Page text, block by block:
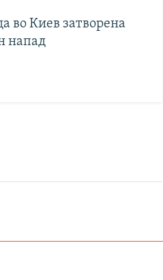
во Киев затворена
напад